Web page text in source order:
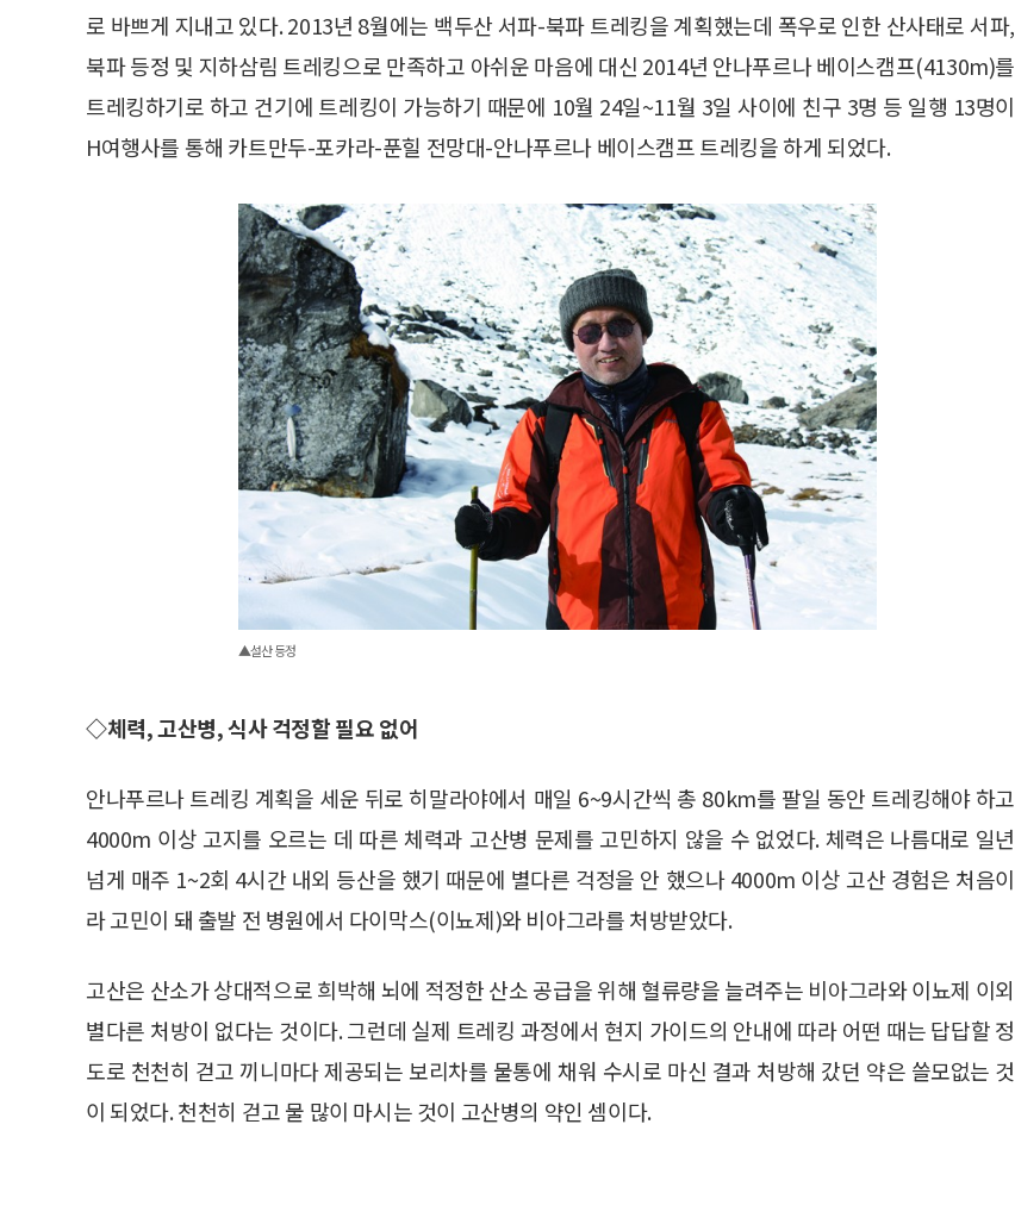
로 바쁘게 지내고 있다. 2013년 8월에는 백두산 서파-북파 트레킹을 계획했는데 폭우로 인한 산사태로 서파,
북파 등정 및 지하삼림 트레킹으로 만족하고 아쉬운 마음에 대신 2014년 안나푸르나 베이스캠프(4130m)를
트레킹하기로 하고 건기에 트레킹이 가능하기 때문에 10월 24일~11월 3일 사이에 친구 3명 등 일행 13명이
H여행사를 통해 카트만두-포카라-푼힐 전망대-안나푸르나 베이스캠프 트레킹을 하게 되었다.
▲설산 등정
◇체력, 고산병, 식사 걱정할 필요 없어
안나푸르나 트레킹 계획을 세운 뒤로 히말라야에서 매일 6~9시간씩 총 80km를 팔일 동안 트레킹해야 하고
4000m 이상 고지를 오르는 데 따른 체력과 고산병 문제를 고민하지 않을 수 없었다. 체력은 나름대로 일년
넘게 매주 1~2회 4시간 내외 등산을 했기 때문에 별다른 걱정을 안 했으나 4000m 이상 고산 경험은 처음이
라 고민이 돼 출발 전 병원에서 다이막스(이뇨제)와 비아그라를 처방받았다.
고산은 산소가 상대적으로 희박해 뇌에 적정한 산소 공급을 위해 혈류량을 늘려주는 비아그라와 이뇨제 이외
별다른 처방이 없다는 것이다. 그런데 실제 트레킹 과정에서 현지 가이드의 안내에 따라 어떤 때는 답답할 정
도로 천천히 걷고 끼니마다 제공되는 보리차를 물통에 채워 수시로 마신 결과 처방해 갔던 약은 쓸모없는 것
이 되었다. 천천히 걷고 물 많이 마시는 것이 고산병의 약인 셈이다.